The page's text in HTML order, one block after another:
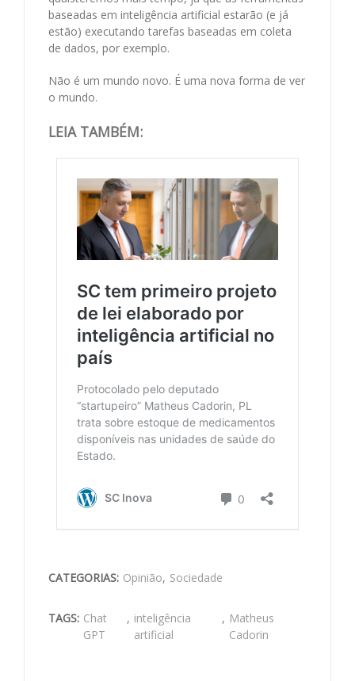
baseadas em inteligência artificial estarão (e já
estão) executando tarefas baseadas em coleta
de dados, por exemplo.
Não é um mundo novo. É uma nova forma de ver
o mundo.
LEIA TAMBÉM:
CATEGORIAS: Opinião, Sociedade
TAGS: Chat
GPT
, inteligência
artificial
, Matheus
Cadorin